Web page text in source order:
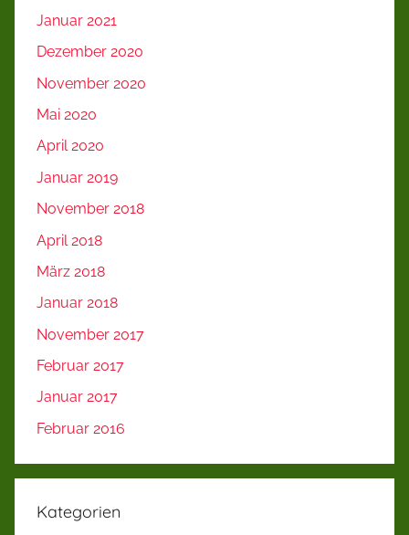
Januar 2021
Dezember 2020
November 2020
Mai 2020
April 2020
Januar 2019
November 2018
April 2018
März 2018
Januar 2018
November 2017
Februar 2017
Januar 2017
Februar 2016
Kategorien